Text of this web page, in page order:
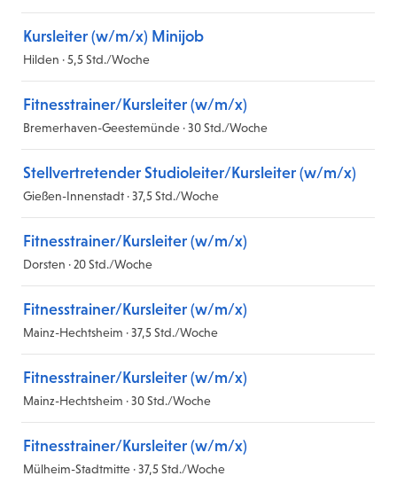
Kursleiter (w/m/x) Minijob
Hilden · 5,5 Std./Woche
Fitnesstrainer/Kursleiter (w/m/x)
Bremerhaven-Geestemünde · 30 Std./Woche
Stellvertretender Studioleiter/Kursleiter (w/m/x)
Gießen-Innenstadt · 37,5 Std./Woche
Fitnesstrainer/Kursleiter (w/m/x)
Dorsten · 20 Std./Woche
Fitnesstrainer/Kursleiter (w/m/x)
Mainz-Hechtsheim · 37,5 Std./Woche
Fitnesstrainer/Kursleiter (w/m/x)
Mainz-Hechtsheim · 30 Std./Woche
Fitnesstrainer/Kursleiter (w/m/x)
Mülheim-Stadtmitte · 37,5 Std./Woche